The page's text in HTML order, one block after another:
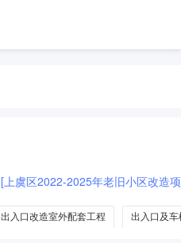
[上虞区2022-2025年老旧小区改造
出入口改造室外配套工程 出入口及